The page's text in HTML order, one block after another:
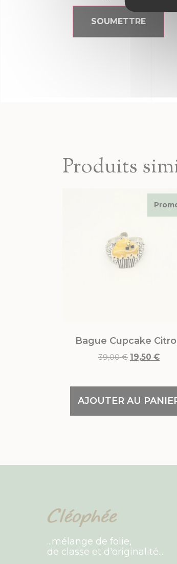
Produits
Bague Cupcake
39,00€ 19,50 €
AJOUTER AU
...mélange de folie,
de classe et d'originalité...